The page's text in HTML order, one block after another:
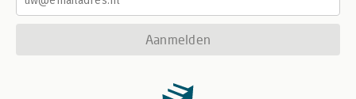
Aanmelden